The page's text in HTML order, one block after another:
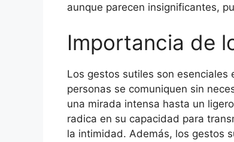
aunque parecen insignificantes,
Importancia de
Los gestos sutiles son esenciales
personas se comuniquen sin
una mirada intensa hasta un
radica en su capacidad para
la intimidad. Además, los gestos